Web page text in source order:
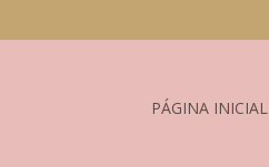
PÁGINA INICIAL